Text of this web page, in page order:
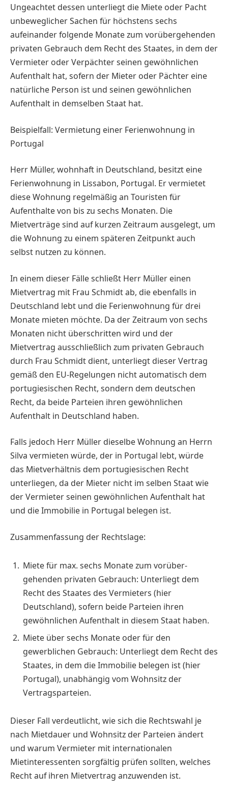
Ungeachtet dessen unterliegt die Miete oder Pacht
unbeweglicher Sachen für höchstens sechs
aufeinander folgende Monate zum vorübergehenden
privaten Gebrauch dem Recht des Staates, in dem der
Vermieter oder Verpächter seinen gewöhnlichen
Aufenthalt hat, sofern der Mieter oder Pächter eine
natürliche Person ist und seinen gewöhnlichen
Aufenthalt in demselben Staat hat.
Beispielfall: Vermietung einer Ferienwohnung in
Portugal
Herr Müller, wohnhaft in Deutschland, ­besitzt eine
Ferienwohnung in Lissabon, ­Portugal. Er vermietet
diese Wohnung regelmäßig an Touristen für
Aufenthalte von bis zu sechs ­Monaten. Die
Mietverträge sind auf ­kurzen Zeitraum ausgelegt, um
die Wohnung zu einem späteren Zeitpunkt auch
selbst nutzen zu ­können.
In einem dieser Fälle schließt Herr Müller einen
Mietvertrag mit Frau Schmidt ab, die ebenfalls in
Deutschland lebt und die Ferienwohnung für drei
Monate mieten möchte. Da der Zeitraum von sechs
Monaten nicht überschritten wird und der
Mietvertrag ausschließlich zum privaten Gebrauch
durch Frau Schmidt dient, unterliegt dieser Vertrag
gemäß den EU-Regelungen nicht automatisch dem
portugiesischen Recht, sondern dem deutschen
Recht, da beide Parteien ihren gewöhnlichen
Aufenthalt in Deutschland haben.
Falls jedoch Herr Müller dieselbe Wohnung an Herrn
Silva vermieten würde, der in Portugal lebt, würde
das Mietverhältnis dem portugiesischen Recht
unterliegen, da der Mieter nicht im selben Staat wie
der Vermieter seinen gewöhnlichen Aufenthalt hat
und die Immo­bilie in Portugal belegen ist.
Zusammenfassung der Rechtslage:
Miete für max. sechs Monate zum vorüber­
gehenden privaten Gebrauch: Unterliegt dem
Recht des Staates des Vermieters (hier
Deutschland), sofern beide Parteien ihren
gewöhnlichen Aufenthalt in diesem Staat haben.
Miete über sechs Monate oder für den
gewerblichen Gebrauch: Unterliegt dem Recht des
Staates, in dem die Immobilie belegen ist (hier
Portugal), unabhängig vom Wohnsitz der
Vertragsparteien.
Dieser Fall verdeutlicht, wie sich die Rechtswahl je
nach Mietdauer und Wohnsitz der ­Parteien ändert
und warum Vermieter mit internationalen
Mietinteressenten sorgfältig prüfen sollten, welches
Recht auf ihren Mietvertrag anzuwenden ist.